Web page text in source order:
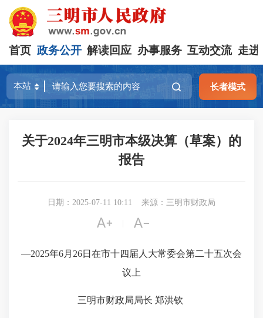
首页 政务公开 解读回应 办事服务 互动交流 走进
长者模式
关于2024年三明市本级决算（草案）的
报告
日期：2025-07-11 10:11 来源：三明市财政局
 
—2025年6月26日在市十四届人大常委会第二十五次会
议上
三明市财政局局长 郑洪钦